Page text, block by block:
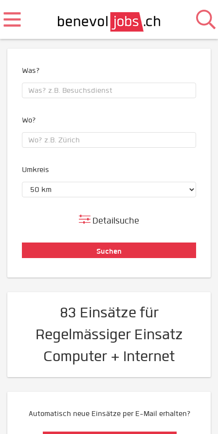
Was?
Wo?
Umkreis
Detailsuche
83 Einsätze für
Regelmässiger Einsatz
Computer + Internet
Automatisch neue Einsätze per E-Mail erhalten?